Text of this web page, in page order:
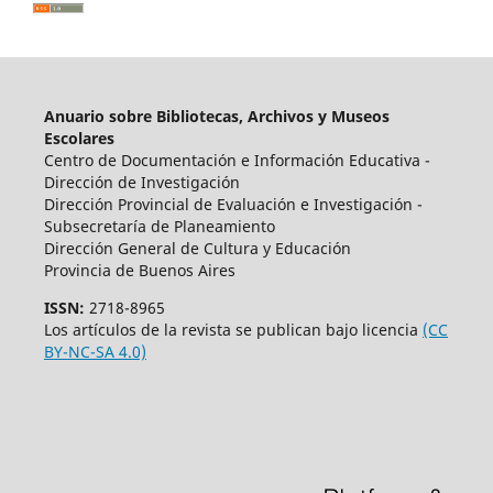
Anuario sobre Bibliotecas, Archivos y Museos
Escolares
Centro de Documentación e Información Educativa -
Dirección de Investigación
Dirección Provincial de Evaluación e Investigación -
Subsecretaría de Planeamiento
Dirección General de Cultura y Educación
Provincia de Buenos Aires
ISSN: 2718-8965
Los artículos de la revista se publican bajo licencia (CC
BY-NC-SA 4.0)